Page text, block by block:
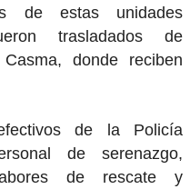
de estas unidades
trasladados de
donde reciben
de la Policía
de serenazgo,
de rescate y